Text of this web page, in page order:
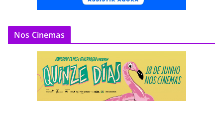
Nos Cinemas